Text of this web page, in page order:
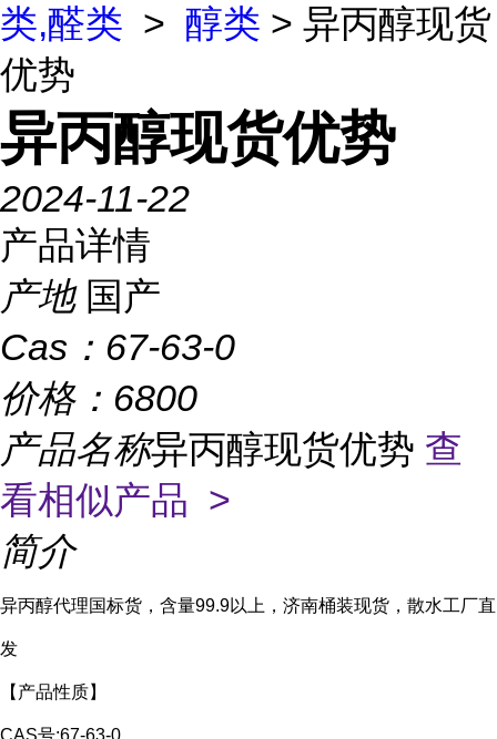
类,醛类 > 醇类 > 异丙醇现货
优势
异丙醇现货优势
2024-11-22
产品详情
产地 国产
Cas： 67-63-0
价格： 6800
产品名称异丙醇现货优势 查
看相似产品 >
简介
异丙醇代理国标货，含量99.9以上，济南桶装现货，散水工厂直
发
【产品性质】
CAS号:67-63-0